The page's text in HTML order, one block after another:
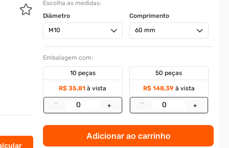
Escolha as medidas:
Diâmetro
M10
Comprimento
60 mm
Embalagem com:
10 peças
R$ 35,81 à vista
– +
50 peças
R$ 148,39 à vista
– +
Adicionar ao carrinho